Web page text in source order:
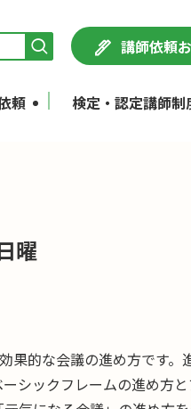
講師依頼
頼 検定・認定講師制
曜
果的な会議の進め方です。
シックフレームの進め方